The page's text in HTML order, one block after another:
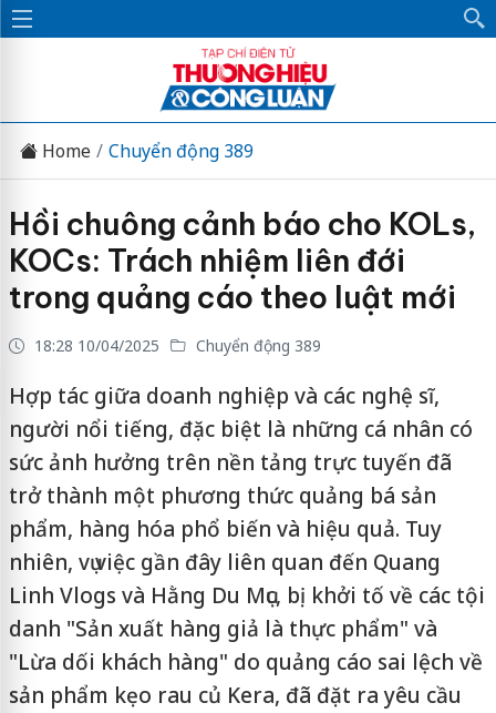
Home Chuyển động 389
Hồi chuông cảnh báo cho KOLs,
KOCs: Trách nhiệm liên đới
trong quảng cáo theo luật mới
18:28 10/04/2025 Chuyển động 389
Hợp tác giữa doanh nghiệp và các nghệ sĩ,
người nổi tiếng, đặc biệt là những cá nhân có
sức ảnh hưởng trên nền tảng trực tuyến đã
trở thành một phương thức quảng bá sản
phẩm, hàng hóa phổ biến và hiệu quả. Tuy
nhiên, vụ việc gần đây liên quan đến Quang
Linh Vlogs và Hằng Du Mục, bị khởi tố về các tội
danh "Sản xuất hàng giả là thực phẩm" và
"Lừa dối khách hàng" do quảng cáo sai lệch về
sản phẩm kẹo rau củ Kera, đã đặt ra yêu cầu